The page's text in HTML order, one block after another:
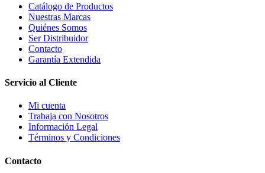
Catálogo de Productos
Nuestras Marcas
Quiénes Somos
Ser Distribuidor
Contacto
Garantía Extendida
Servicio al Cliente
Mi cuenta
Trabaja con Nosotros
Información Legal
Términos y Condiciones
Contacto